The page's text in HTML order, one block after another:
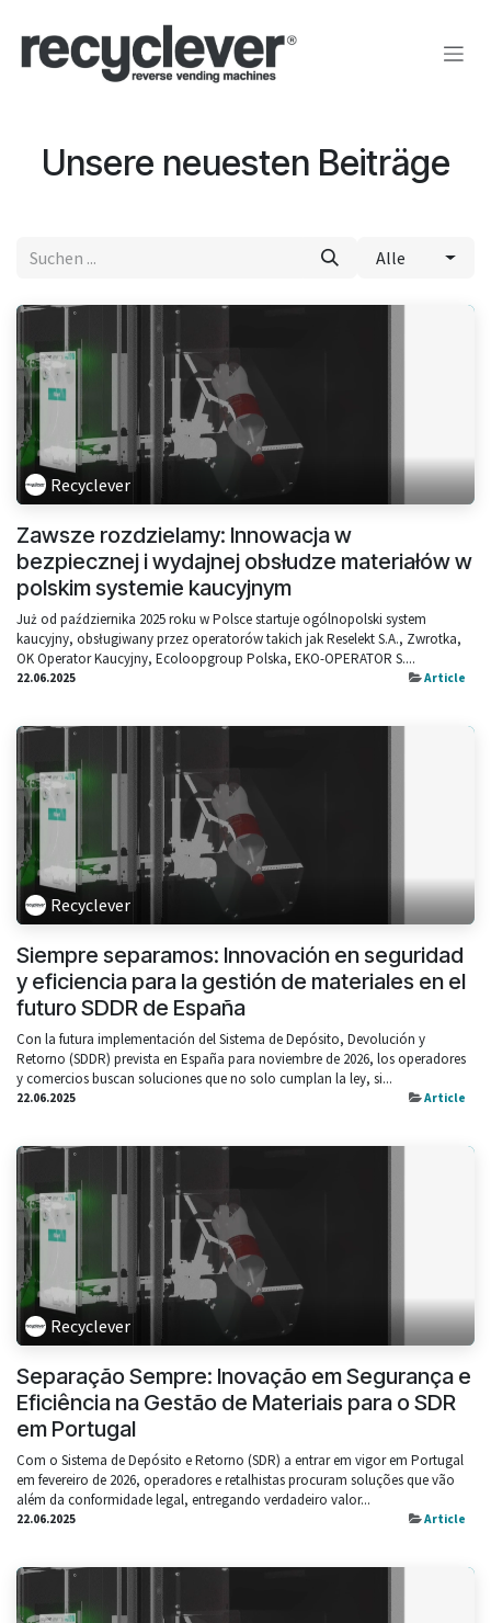
Unsere neuesten Beiträge
Alle
Recyclever
Zawsze rozdzielamy: Innowacja w
bezpiecznej i wydajnej obsłudze materiałów w
polskim systemie kaucyjnym
Już od października 2025 roku w Polsce startuje ogólnopolski system
kaucyjny, obsługiwany przez operatorów takich jak Reselekt S.A., Zwrotka,
OK Operator Kaucyjny, Ecoloopgroup Polska, EKO-OPERATOR S....
22.06.2025 Article
Recyclever
Siempre separamos: Innovación en seguridad
y eficiencia para la gestión de materiales en el
futuro SDDR de España
Con la futura implementación del Sistema de Depósito, Devolución y
Retorno (SDDR) prevista en España para noviembre de 2026, los operadores
y comercios buscan soluciones que no solo cumplan la ley, si...
22.06.2025 Article
Recyclever
Separação Sempre: Inovação em Segurança e
Eficiência na Gestão de Materiais para o SDR
em Portugal
Com o Sistema de Depósito e Retorno (SDR) a entrar em vigor em Portugal
em fevereiro de 2026, operadores e retalhistas procuram soluções que vão
além da conformidade legal, entregando verdadeiro valor...
22.06.2025 Article